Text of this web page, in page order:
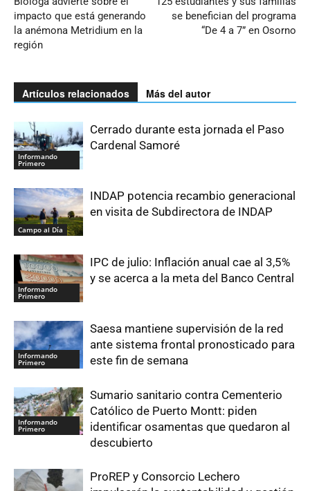
impacto que está generando
la anémona Metridium en la
región
se benefician del programa
“De 4 a 7” en Osorno
Artículos relacionados Más del autor
Informando
Primero
Cerrado durante esta jornada el Paso
Cardenal Samoré
Campo al Día
INDAP potencia recambio generacional
en visita de Subdirectora de INDAP
Informando
Primero
IPC de julio: Inflación anual cae al 3,5%
y se acerca a la meta del Banco Central
Informando
Primero
Saesa mantiene supervisión de la red
ante sistema frontal pronosticado para
este fin de semana
Informando
Primero
Sumario sanitario contra Cementerio
Católico de Puerto Montt: piden
identificar osamentas que quedaron al
descubierto
ProREP y Consorcio Lechero